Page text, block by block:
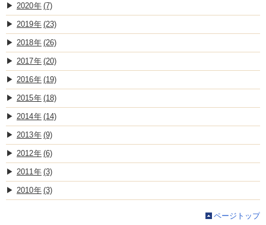
2020 (7)
2019 (23)
2018 (26)
2017 (20)
2016 (19)
2015 (18)
2014 (14)
2013 (9)
2012 (6)
2011 (3)
2010 (3)
ページトップ